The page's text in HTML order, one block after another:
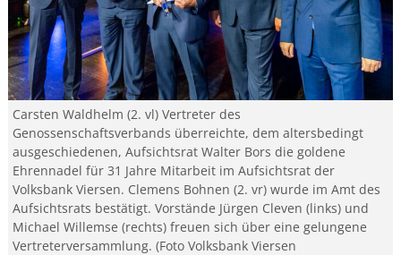
Carsten Waldhelm (2. vl) Vertreter des
Genossenschaftsverbands überreichte, dem altersbedingt
ausgeschiedenen, Aufsichtsrat Walter Bors die goldene
Ehrennadel für 31 Jahre Mitarbeit im Aufsichtsrat der
Volksbank Viersen. Clemens Bohnen (2. vr) wurde im Amt des
Aufsichtsrats bestätigt. Vorstände Jürgen Cleven (links) und
Michael Willemse (rechts) freuen sich über eine gelungene
Vertreterversammlung. (Foto Volksbank Viersen